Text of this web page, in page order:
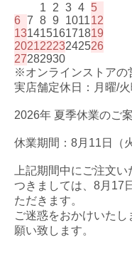
1
2 3 4 5
6 7 8 9 101112
13141516171819
20212223242526
27282930
※オンラインストアの
実店舗定休日：月曜/火
2026年 夏季休業のご
休業期間：8月11日（
上記期間中にご注文
つきましては、8月17
ただきます。
ご迷惑をおかけいた
願い致します。